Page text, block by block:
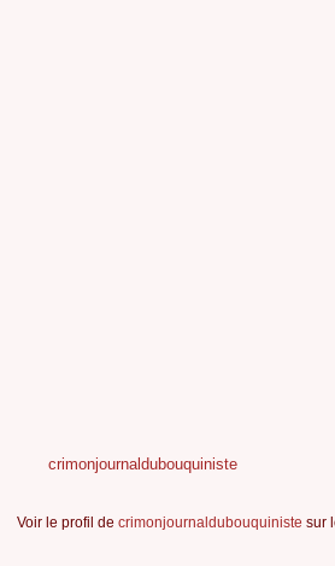
crimonjournaldubouquiniste
Voir le profil de crimonjournaldubouquiniste sur